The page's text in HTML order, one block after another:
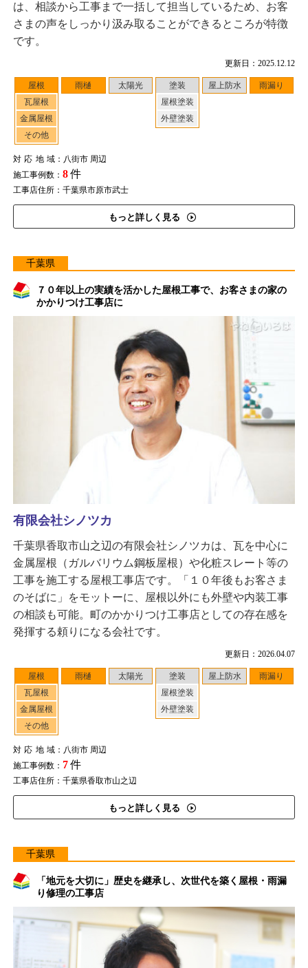
更新日：2025.12.12
屋根
瓦屋根
金属屋根
その他
雨樋 太陽光
塗装
屋根塗装
外壁塗装
屋上防水 雨漏り
対応地域：八街市 周辺
施工事例数： 8件
工事店住所：千葉県市原市武士
もっと詳しく見る
は、相談から工事まで一括して担当しているため、お客
さまの声をしっかり汲み取ることができるところが特徴
です。
千葉県
７０年以上の実績を活かした屋根工事で、お客さまの家の
かかりつけ工事店に
更新日：2026.04.07
屋根
瓦屋根
金属屋根
その他
雨樋 太陽光
塗装
屋根塗装
外壁塗装
屋上防水 雨漏り
対応地域：八街市 周辺
施工事例数： 7件
工事店住所：千葉県香取市山之辺
もっと詳しく見る
有限会社シノツカ
千葉県香取市山之辺の有限会社シノツカは、瓦を中心に
金属屋根（ガルバリウム鋼板屋根）や化粧スレート等の
工事を施工する屋根工事店です。「１０年後もお客さま
のそばに」をモットーに、屋根以外にも外壁や内装工事
の相談も可能。町のかかりつけ工事店としての存在感を
発揮する頼りになる会社です。
千葉県
「地元を大切に」歴史を継承し、次世代を築く屋根・雨漏
り修理の工事店